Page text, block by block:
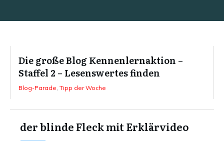
Die große Blog Kennenlernaktion –
Staffel 2 – Lesenswertes finden
Blog-Parade Tipp der Woche
der blinde Fleck mit Erklärvideo